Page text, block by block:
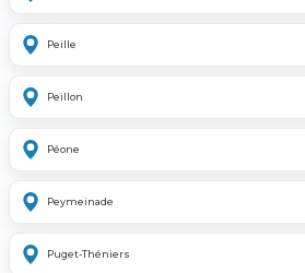
Peille
Peillon
Péone
Peymeinade
Puget-Théniers